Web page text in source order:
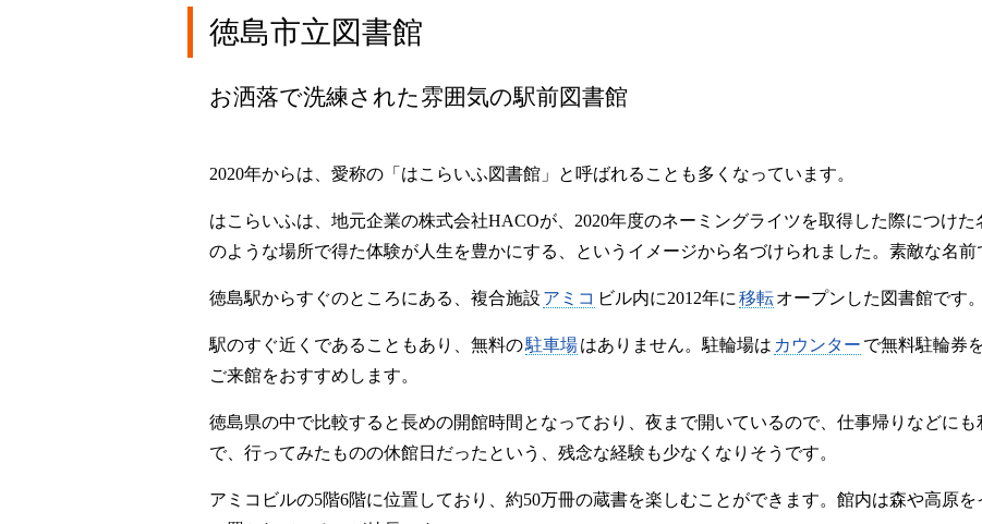
徳島市立図書館
お洒落で洗練された雰囲気の駅前図書館
2020年からは、愛称の「はこらいふ図書館」と呼ばれることも多くなっています。
はこらいふは、地元企業の株式会社HACOが、2020年度のネーミングライツを取得した際につけ
のような場所で得た体験が人生を豊かにする、というイメージから名づけられました。素敵な名前
徳島駅からすぐのところにある、複合施設 アミコ ビル内に2012年に 移転オープンした図書館です。
駅のすぐ近くであることもあり、無料の駐車場はありません。駐輪場は カウンター で無料駐輪券
ご来館をおすすめします。
徳島県の中で比較すると長めの開館時間となっており、夜まで開いているので、仕事帰りなどに
で、行ってみたものの休館日だったという、残念な経験も少なくなりそうです。
アミコビルの5階6階に位置しており、約50万冊の蔵書を楽しむことができます。館内は森や高原